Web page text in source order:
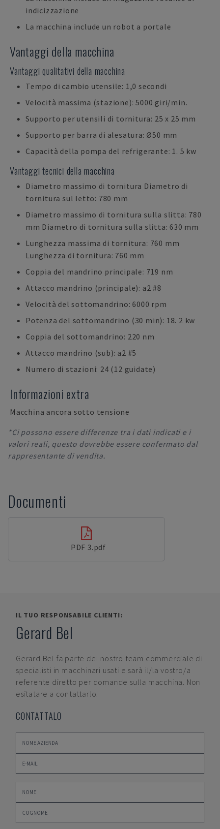
indicizzazione
La macchina include un robot a portale
Vantaggi della macchina
Vantaggi qualitativi della macchina
Tempo di cambio utensile: 1,0 secondi
Velocità massima (stazione): 5000 giri/min.
Supporto per utensili di tornitura: 25 x 25 mm
Supporto per barra di alesatura: Ø50 mm
Capacità della pompa del refrigerante: 1. 5 kw
Vantaggi tecnici della macchina
Diametro massimo di tornitura Diametro di
tornitura sul letto: 780 mm
Diametro massimo di tornitura sulla slitta: 780
mm Diametro di tornitura sulla slitta: 630 mm
Lunghezza massima di tornitura: 760 mm
Lunghezza di tornitura: 760 mm
Coppia del mandrino principale: 719 nm
Attacco mandrino (principale): a2 #8
Velocità del sottomandrino: 6000 rpm
Potenza del sottomandrino (30 min): 18. 2 kw
Coppia del sottomandrino: 220 nm
Attacco mandrino (sub): a2 #5
Numero di stazioni: 24 (12 guidate)
Informazioni extra
Macchina ancora sotto tensione
*Ci possono essere differenze tra i dati indicati e i
valori reali, questo dovrebbe essere confermato dal
rappresentante di vendita.
Documenti
PDF 3.pdf
IL TUO RESPONSABILE CLIENTI:
Gerard Bel
Gerard Bel fa parte del nostro team commerciale di
specialisti in macchinari usati e sarà il/la vostro/a
referente diretto per domande sulla macchina. Non
esitatare a contattarlo.
CONTATTALO